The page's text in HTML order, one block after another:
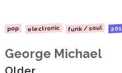
pop electronic funk / soul
George Michael